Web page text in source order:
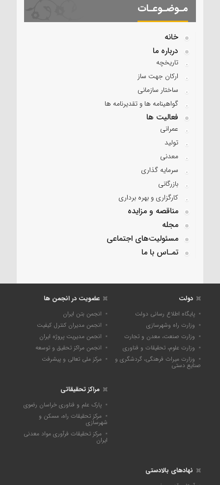
مـوضـوعـات
خانه
درباره ما
تاریخچه
ارکان جهت ساز
ساختار سازمانی
گواهینامه ها و تقدیرنامه ها
فعالیت ها
عمرانی
تولید
معدنی
سرمایه گذاری
بازرگانی
کارگزاری و بهره برداری
مناقصه و مزایده
مجله
مسئولیت‌های اجتماعی
تمـاس با ما
دولت
پایگاه اطلاع رسانی دولت
وزارت راه وشهرسازی
وزارت صنعت، معدن و تجارت
وزارت علوم، تحقیقات و فناوری
وزارت میراث فرهنگی، گردشگری و
صنایع دستی
عضویت در انجمن ها
انجمن بتن ایران
انجمن مدیران کنترل کیفیت
انجمن مدیریت پروژه ایران
انجمن مراکز تحقیق و توسعه
مرکز ملی تعالی و پیشرفت
مراکز تحقیقاتی
پارک علم و فناوری خراسان رضوی
مرکز تحقیقات راه، مسکن و
شهرسازی
مرکز تحقیقات فرآوری مواد معدنی
ایران
نهادهای بالادستی